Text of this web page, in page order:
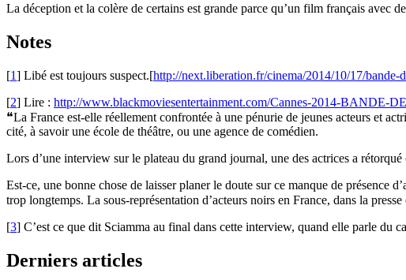
La déception et la colère de certains est grande parce qu’un film français avec
Notes
[1] Libé est toujours suspect.[http://next.liberation.fr/cinema/2014/10/17/bande-
[2] Lire : http://www.blackmoviesentertainment.com/Cannes-2014-
❝La France est-elle réellement confrontée à une pénurie de jeunes acteurs et
cité, à savoir une école de théâtre, ou une agence de comédien.
Lors d’une interview sur le plateau du grand journal, une des actrices a rétorqué
Est-ce, une bonne chose de laisser planer le doute sur ce manque de présence
trop longtemps. La sous-représentation d’acteurs noirs en France, dans la
[3] C’est ce que dit Sciamma au final dans cette interview, quand elle parle du
Derniers articles